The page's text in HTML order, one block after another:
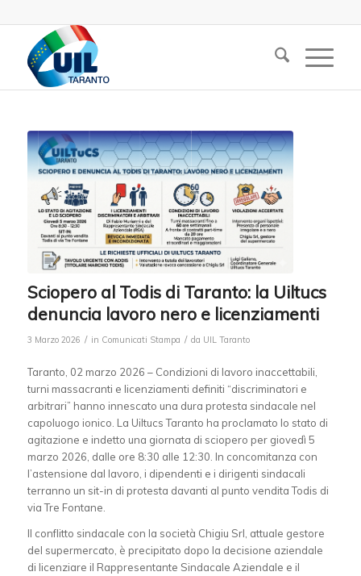
Sciopero al Todis di Taranto: la Uiltucs
denuncia lavoro nero e licenziamenti
3 Marzo 2026 / in Comunicati Stampa / da UIL Taranto
Taranto, 02 marzo 2026 – Condizioni di lavoro inaccettabili,
turni massacranti e licenziamenti definiti “discriminatori e
arbitrari” hanno innescato una dura protesta sindacale nel
capoluogo ionico. La Uiltucs Taranto ha proclamato lo stato di
agitazione e indetto una giornata di sciopero per giovedì 5
marzo 2026, dalle ore 8:30 alle 12:30. In concomitanza con
l’astensione dal lavoro, i dipendenti e i dirigenti sindacali
terranno un sit-in di protesta davanti al punto vendita Todis di
via Tre Fontane.
Il conflitto sindacale con la società Chigiu Srl, attuale gestore
del supermercato, è precipitato dopo la decisione aziendale
di licenziare il Rappresentante Sindacale Aziendale e il